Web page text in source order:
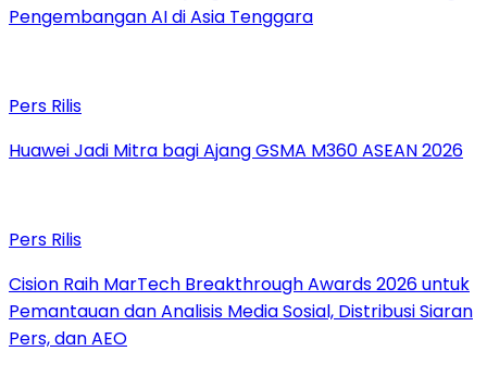
Pengembangan AI di Asia Tenggara
Pers Rilis
Huawei Jadi Mitra bagi Ajang GSMA M360 ASEAN 2026
Pers Rilis
Cision Raih MarTech Breakthrough Awards 2026 untuk
Pemantauan dan Analisis Media Sosial, Distribusi Siaran
Pers, dan AEO